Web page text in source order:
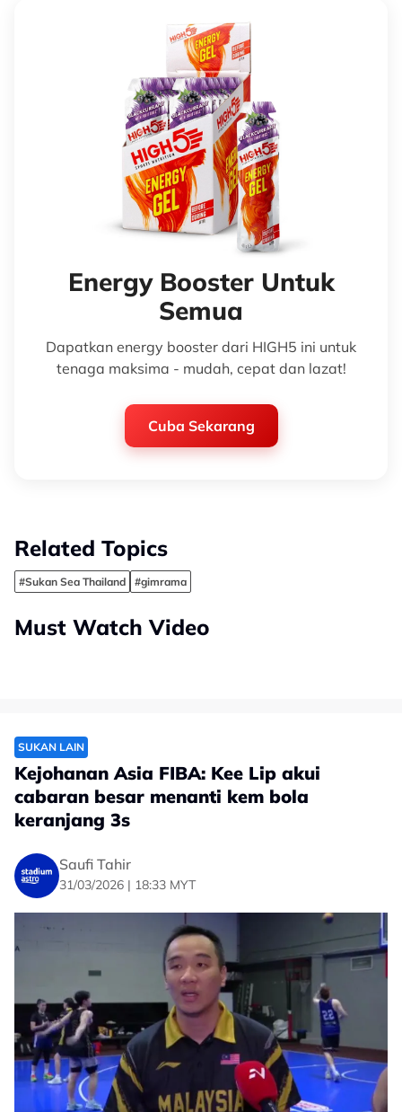
Energy Booster Untuk
Semua
Dapatkan energy booster dari HIGH5 ini untuk
tenaga maksima - mudah, cepat dan lazat!
Cuba Sekarang
Related Topics
#Sukan Sea Thailand #gimrama
Must Watch Video
SUKAN LAIN
Kejohanan Asia FIBA: Kee Lip akui
cabaran besar menanti kem bola
keranjang 3s
Saufi Tahir
31/03/2026 | 18:33 MYT